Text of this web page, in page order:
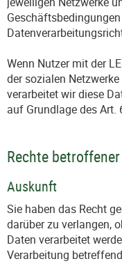
Wenn Nutzer mit der
der sozialen
verarbeitet wir diese
auf Grundlage des Art.
Rechte
Auskunft
Sie haben das Recht
darüber zu verlangen,
Daten verarbeitet
Verarbeitung